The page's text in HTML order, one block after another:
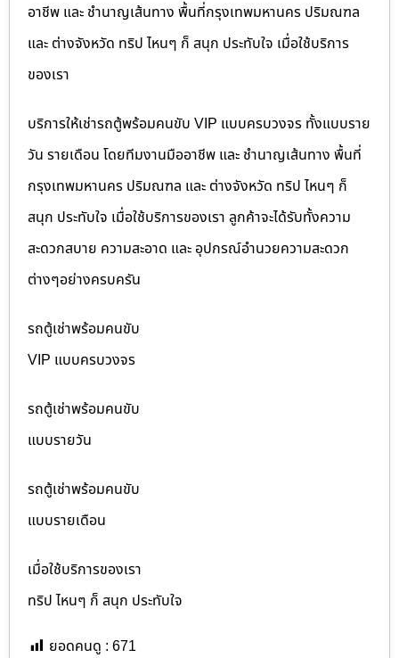
อาชีพ และ ชำนาญเส้นทาง พื้นที่กรุงเทพมหานคร ปริมณฑล
และ ต่างจังหวัด ทริป ไหนๆ ก็ สนุก ประทับใจ เมื่อใช้บริการ
ของเรา
บริการให้เช่ารถตู้พร้อมคนขับ VIP แบบครบวงจร ทั้งแบบราย
วัน รายเดือน โดยทีมงานมืออาชีพ และ ชำนาญเส้นทาง พื้นที่
กรุงเทพมหานคร ปริมณฑล และ ต่างจังหวัด ทริป ไหนๆ ก็
สนุก ประทับใจ เมื่อใช้บริการของเรา ลูกค้าจะได้รับทั้งความ
สะดวกสบาย ความสะอาด และ อุปกรณ์อำนวยความสะดวก
ต่างๆอย่างครบครัน
รถตู้เช่าพร้อมคนขับ
VIP แบบครบวงจร
รถตู้เช่าพร้อมคนขับ
แบบรายวัน
รถตู้เช่าพร้อมคนขับ
แบบรายเดือน
เมื่อใช้บริการของเรา
ทริป ไหนๆ ก็ สนุก ประทับใจ
ยอดคนดู : 671